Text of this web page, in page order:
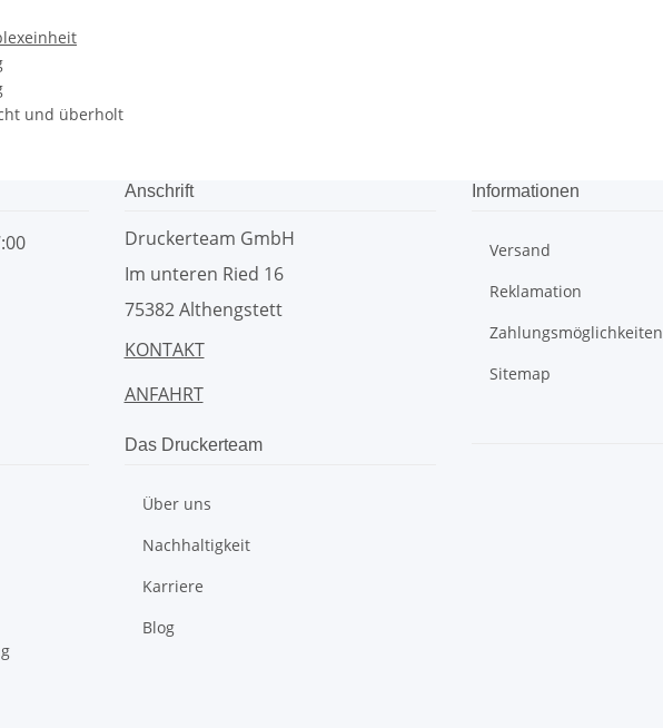
und überholt
Anschrift
Druckerteam GmbH
Im unteren Ried 16
75382 Althengstett
KONTAKT
ANFAHRT
Informationen
Versand
Reklamation
Zahlungsmöglichkeiten
Sitemap
Das Druckerteam
Über uns
Nachhaltigkeit
Karriere
Blog